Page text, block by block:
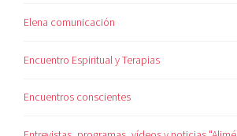
Elena comunicación
Encuentro Espiritual y Terapias
Encuentros conscientes